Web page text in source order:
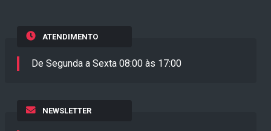
ATENDIMENTO
De Segunda a Sexta 08:00 às 17:00
NEWSLETTER